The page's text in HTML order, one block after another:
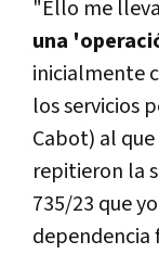
"Ello me
una
inicialmente
los servicios
Cabot) al
repitieron la
735/23 que
dependencia